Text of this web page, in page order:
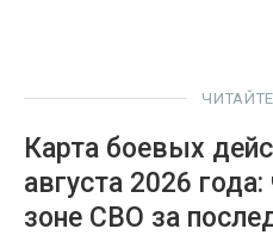
Карта боевых
августа 2026
зоне СВО за